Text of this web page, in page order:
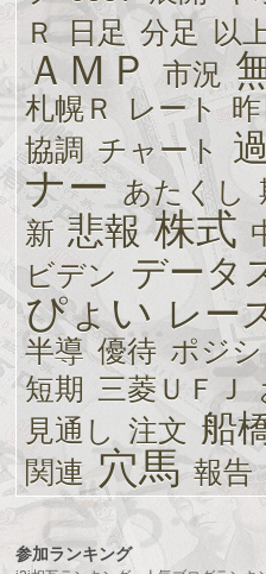
ノ
etc-
Ｒ 日足 分足 以
ＡＭＰ 市況
札幌Ｒ レート
協調 チャート
ナー あたくし
新 悲報 株式
ビデン データ
ぴょい レー
半導 優待 ポジ
短期 三菱ＵＦＪ
見通し 注文 船
関連 穴馬 報告
参加ランキング